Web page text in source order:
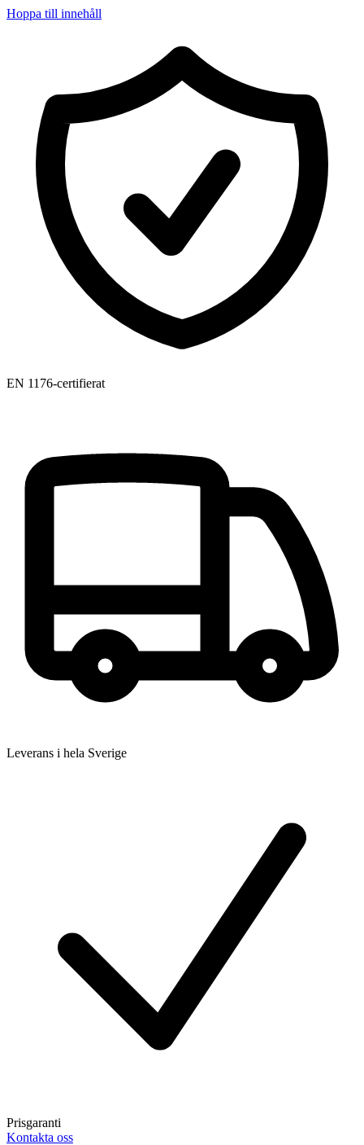
Hoppa till innehåll
EN 1176-certifierat
Leverans i hela Sverige
Prisgaranti
Kontakta oss